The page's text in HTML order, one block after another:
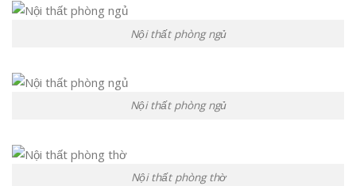
Nội thất phòng ngủ
Nội thất phòng ngủ
Nội thất phòng thờ